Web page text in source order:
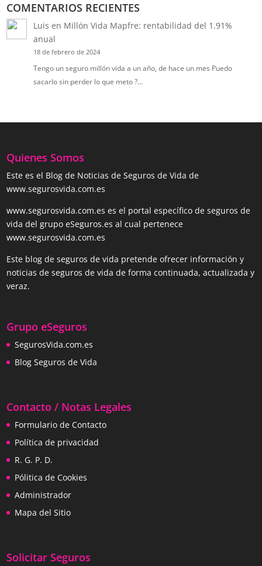
COMENTARIOS RECIENTES
Luis en Millón Vida Mapfre: rentabilidad del 1.91%
anual
18 de febrero de 2024
Tengo un seguro millón vida a un año, de hace un mes Puedo
sacarlo sin perder lo que meto ?…
Quienes Somos
Este es el Blog de Noticias de Seguros de Vida de
www.segurosvida.com.es
www.segurosvida.com.es es el portal específico de seguros de
vida del grupo eSeguros.es al cual pertenece
www.segurosvida.com.es
Este blog de seguros de vida pretende ofrecer información y
noticias de seguros de vida de forma continuada, actualizada y
veraz.
Grupo eSeguros
SegurosVida.com.es
Blog Seguros de Vida
Contacto / Notas Legales
Formulario de Contacto
Política de privacidad
R. G. P. D.
Pólitica de Cookies
Administrador
Mapa del Sitio
Solicitar Seguros